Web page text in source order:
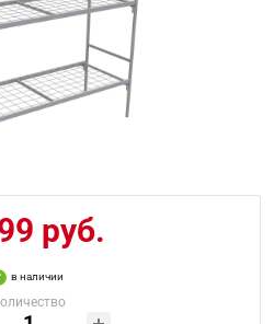
руб.
в наличии